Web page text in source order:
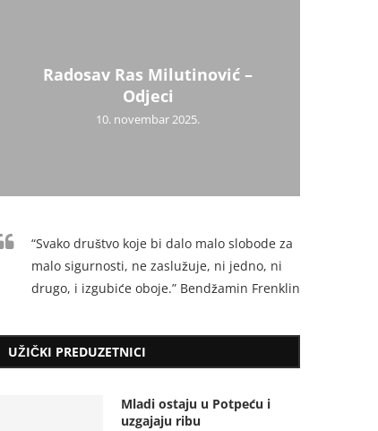
Radosav Ras Milutinović –
Odjeci
10. novembar 2025.
“Svako društvo koje bi dalo malo slobode za
malo sigurnosti, ne zaslužuje, ni jedno, ni
drugo, i izgubiće oboje.” Bendžamin Frenklin
UŽIČKI PREDUZETNICI
Mladi ostaju u Potpeću i
uzgajaju ribu